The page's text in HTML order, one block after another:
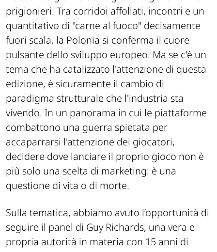
prigionieri. Tra corridoi affollati, incontri e un
quantitativo di "carne al fuoco" decisamente
fuori scala, la Polonia si conferma il cuore
pulsante dello sviluppo europeo. Ma se c'è un
tema che ha catalizzato l'attenzione di questa
edizione, è sicuramente il cambio di
paradigma strutturale che l'industria sta
vivendo. In un panorama in cui le piattaforme
combattono una guerra spietata per
accaparrarsi l'attenzione dei giocatori,
decidere dove lanciare il proprio gioco non è
più solo una scelta di marketing: è una
questione di vita o di morte.
Sulla tematica, abbiamo avuto l’opportunità di
seguire il panel di Guy Richards, una vera e
propria autorità in materia con 15 anni di